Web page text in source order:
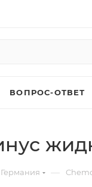
ВОПРОС-ОТВЕТ
—